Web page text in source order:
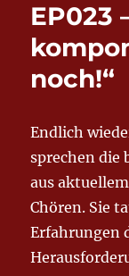
EP023
noch!“
Endlich
sprechen die
aus
Chören. Sie
Erfahrungen